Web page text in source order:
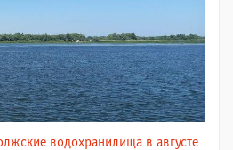
водохранилища в августе